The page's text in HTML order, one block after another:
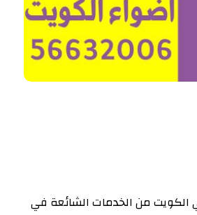
الكويت من الخدمات الشائعة في